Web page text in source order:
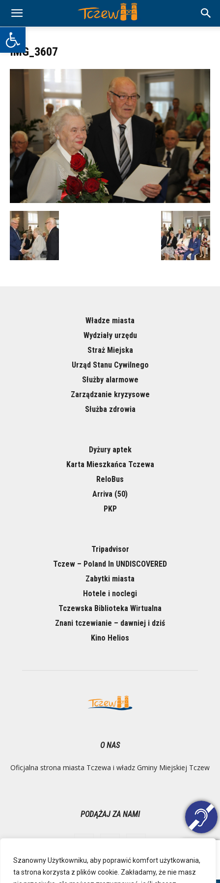
Otwórz pasek narzędzi
Szanowny Użytkowniku, aby poprawić komfort użytkowania,
ta strona korzysta z plików cookie. Zakładamy, że nie masz
IMG_3607
Władze miasta
Wydziały urzędu
Straż Miejska
Urząd Stanu Cywilnego
Służby alarmowe
Zarządzanie kryzysowe
Służba zdrowia
Dyżury aptek
Karta Mieszkańca Tczewa
ReloBus
Arriva (50)
PKP
Tripadvisor
Tczew – Poland In UNDISCOVERED
Zabytki miasta
Hotele i noclegi
Tczewska Biblioteka Wirtualna
Znani tczewianie – dawniej i dziś
Kino Helios
O NAS
Oficjalna strona miasta Tczewa i władz Gminy Miejskiej Tczew
PODĄŻAJ ZA NAMI
Ochrona danych osobowych Inspektor Danych Osobowych